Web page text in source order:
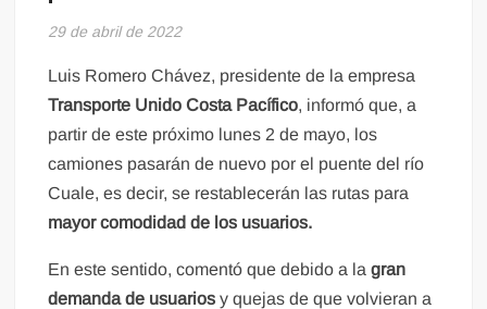
29 de abril de 2022
Luis Romero Chávez, presidente de la empresa
Transporte Unido Costa Pacífico, informó que, a
partir de este próximo lunes 2 de mayo, los
camiones pasarán de nuevo por el puente del río
Cuale, es decir, se restablecerán las rutas para
mayor comodidad de los usuarios.
En este sentido, comentó que debido a la gran
demanda de usuarios y quejas de que volvieran a